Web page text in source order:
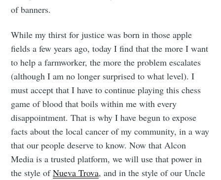
of banners.
While my thirst for justice was born in those apple
fields a few years ago, today I find that the more I want
to help a farmworker, the more the problem escalates
(although I am no longer surprised to what level). I
must accept that I have to continue playing this chess
game of blood that boils within me with every
disappointment. That is why I have begun to expose
facts about the local cancer of my community, in a way
that our people deserve to know. Now that Alcon
Media is a trusted platform, we will use that power in
the style ofNueva Trova, and in the style of our Uncle